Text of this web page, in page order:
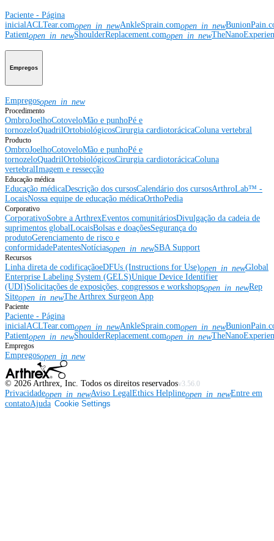
Paciente - Página
inicialACLTear.comopen_in_newAnkleSprain.comopen_in_new
Patientopen_in_newShoulderReplacement.comopen_in_new
Empregos
Empregosopen_in_new
Procedimento
OmbroJoelhoCotoveloMão e punhoPé e
tornozeloQuadrilOrtobiológicosCirurgia cardiotorácicaColuna vertebral
Producto
OmbroJoelhoCotoveloMão e punhoPé e
tornozeloQuadrilOrtobiológicosCirurgia cardiotorácicaColuna
vertebralImagem e ressecção
Educação médica
Educação médicaDescrição dos cursosCalendário dos cursosArthroLab™ -
LocaisNossa equipe de educação médicaOrthoPedia
Corporativo
CorporativoSobre a ArthrexEventos comunitáriosDivulgação da cadeia de
suprimentos globalLocaisBolsas e doaçõesSegurança do
produtoGerenciamento de risco e
conformidadePatentesNotíciasopen_in_newSBA Support
Recursos
Linha direta de codificaçãoeDFUs (Instructions for Use)open_in_newGlobal
Enterprise Labeling System (GELS)Unique Device Identifier
(UDI)Solicitações de exposições, congressos e workshopsopen_in_newRep
Siteopen_in_newThe Arthrex Surgeon App
Paciente
Paciente - Página
inicialACLTear.comopen_in_newAnkleSprain.comopen_in_new
Patientopen_in_newShoulderReplacement.comopen_in_new
Empregos
Empregosopen_in_new
© 2026 Arthrex, Inc. Todos os direitos reservadosv3.56.0
Privacidadeopen_in_newAviso LegalEthics Helplineopen_in_newEntre em
contatoAjuda Cookie Settings